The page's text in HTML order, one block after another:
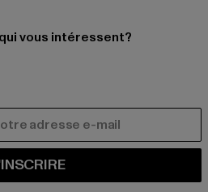
vous intéressent?